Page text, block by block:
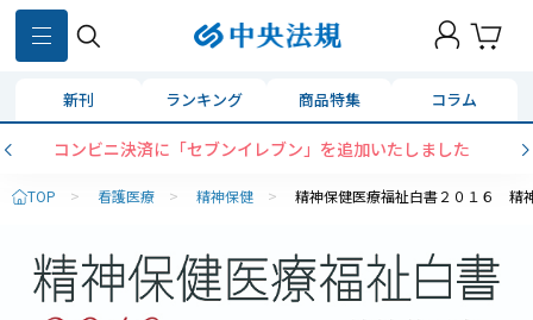
新刊 ランキング 商品特集 コラム
コンビニ決済に「セブンイレブン」を追加いたしました
TOP > 看護医療 > 精神保健 > 精神保健医療福祉白書２０１６ 精